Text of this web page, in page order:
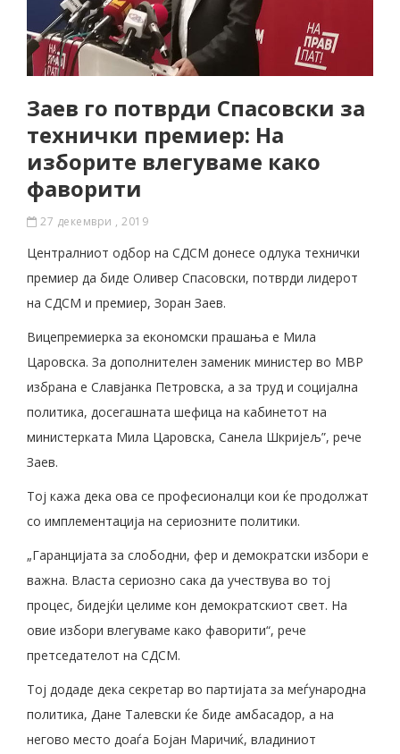
Заев го потврди Спасовски за
технички премиер: На
изборите влегуваме како
фаворити
27 декември , 2019
Централниот одбор на СДСМ донесе одлука технички
премиер да биде Оливер Спасовски, потврди лидерот
на СДСМ и премиер, Зоран Заев.
Вицепремиерка за економски прашања е Мила
Царовска. За дополнителен заменик министер во МВР
избрана е Славјанка Петровска, а за труд и социјална
политика, досегашната шефица на кабинетот на
министерката Мила Царовска, Санела Шкријељ”, рече
Заев.
Тој кажа дека ова се професионалци кои ќе продолжат
со имплементација на сериозните политики.
„Гаранцијата за слободни, фер и демократски избори е
важна. Власта сериозно сака да учествува во тој
процес, бидејќи целиме кон демократскиот свет. На
овие избори влегуваме како фаворити“, рече
претседателот на СДСМ.
Тој додаде дека секретар во партијата за меѓународна
политика, Дане Талевски ќе биде амбасадор, а на
негово место доаѓа Бојан Маричиќ, владиниот